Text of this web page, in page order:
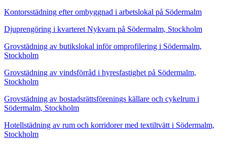
Kontorsstädning efter ombyggnad i arbetslokal på Södermalm
Djuprengöring i kvarteret Nykvarn på Södermalm, Stockholm
Grovstädning av butikslokal inför omprofilering i Södermalm,
Stockholm
Grovstädning av vindsförråd i hyresfastighet på Södermalm,
Stockholm
Grovstädning av bostadsrättsförenings källare och cykelrum i
Södermalm, Stockholm
Hotellstädning av rum och korridorer med textiltvätt i Södermalm,
Stockholm